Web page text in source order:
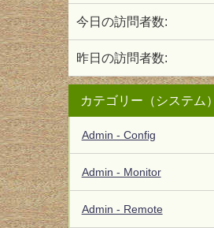
今日の訪問者数:
昨日の訪問者数:
カテゴリー（システム）
Admin - Config
Admin - Monitor
Admin - Remote